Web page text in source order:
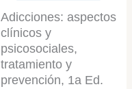
Adicciones: aspectos
clínicos y
psicosociales,
tratamiento y
prevención, 1a Ed.